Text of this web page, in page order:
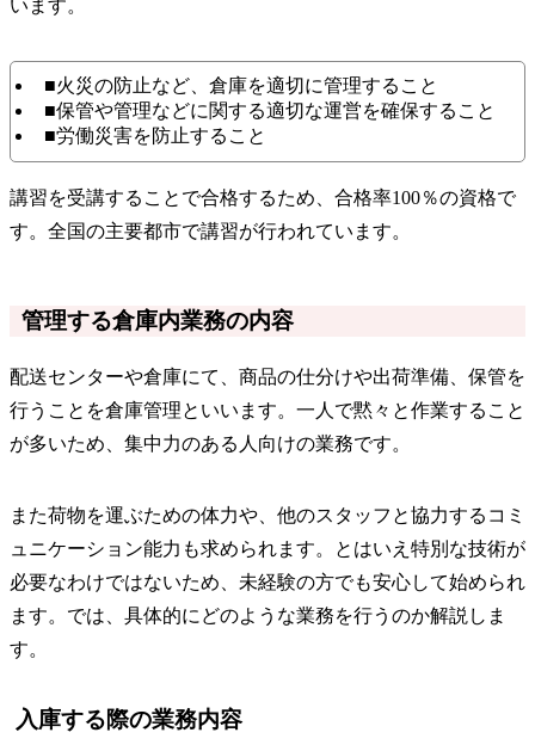
います。
■火災の防止など、倉庫を適切に管理すること
■保管や管理などに関する適切な運営を確保すること
■労働災害を防止すること
講習を受講することで合格するため、合格率100％の資格で
す。全国の主要都市で講習が行われています。
管理する倉庫内業務の内容
配送センターや倉庫にて、商品の仕分けや出荷準備、保管を
行うことを倉庫管理といいます。一人で黙々と作業すること
が多いため、集中力のある人向けの業務です。
また荷物を運ぶための体力や、他のスタッフと協力するコミ
ュニケーション能力も求められます。とはいえ特別な技術が
必要なわけではないため、未経験の方でも安心して始められ
ます。では、具体的にどのような業務を行うのか解説しま
す。
入庫する際の業務内容